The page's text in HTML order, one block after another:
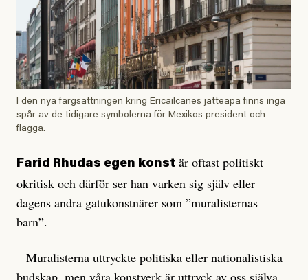
I den nya färgsättningen kring Ericailcanes jätteapa finns inga
spår av de tidigare symbolerna för Mexikos president och
flagga.
Farid Rhudas egen konst är oftast politiskt
okritisk och därför ser han varken sig själv eller
dagens andra gatukonstnärer som ”muralisternas
barn”.
– Muralisterna uttryckte politiska eller nationalistiska